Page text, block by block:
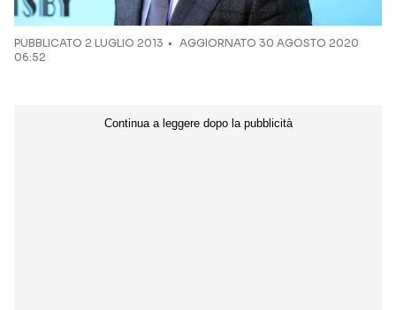
PUBBLICATO 2 LUGLIO 2013
AGGIORNATO 30 AGOSTO 2020
06:52